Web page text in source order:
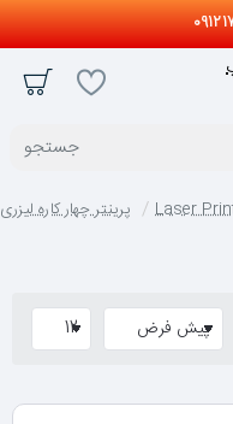
جستجو
پرینتر چهار کاره لیزری